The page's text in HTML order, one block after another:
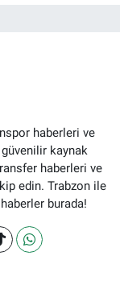
haberleri ve
kaynak
haberleri ve
edin. Trabzon ile
burada!